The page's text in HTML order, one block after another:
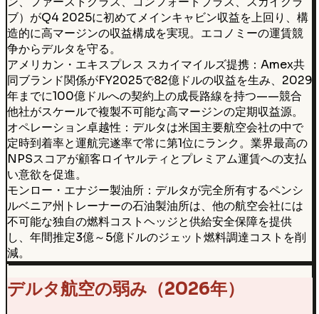
ブ）がQ4 2025に初めてメインキャビン収益を上回り、構
造的に高マージンの収益構成を実現。エコノミーの運賃競
争からデルタを守る。
アメリカン・エキスプレス スカイマイルズ提携：Amex共
同ブランド関係がFY2025で82億ドルの収益を生み、2029
年までに100億ドルへの契約上の成長路線を持つ——競合
他社がスケールで複製不可能な高マージンの定期収益源。
オペレーション卓越性：デルタは米国主要航空会社の中で
定時到着率と運航完遂率で常に第1位にランク。業界最高の
NPSスコアが顧客ロイヤルティとプレミアム運賃への支払
い意欲を促進。
モンロー・エナジー製油所：デルタが完全所有するペンシ
ルベニア州トレーナーの石油製油所は、他の航空会社には
不可能な独自の燃料コストヘッジと供給安全保障を提供
し、年間推定3億～5億ドルのジェット燃料調達コストを削
減。
デルタ航空の弱み（2026年）